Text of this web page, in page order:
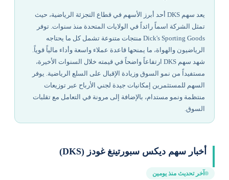
يعد سهم DKS أحد أبرز الأسهم في قطاع التجزئة الرياضية، حيث
تمثل الشركة اسماً رائداً في الولايات المتحدة منذ سنوات. توفر
Dick's Sporting Goods منتجات متنوعة تشمل كل ما يحتاجه
الرياضيون والهواة، ما يمنحها قاعدة عملاء واسعة وأداء مالياً قوياً.
شهد سهم DKS ارتفاعاً واضحاً في قيمته خلال السنوات الأخيرة،
مستفيداً من نمو السوق وزيادة الإقبال على السلع الرياضية. يوفر
السهم للمستثمرين إمكانيات جيدة لجني الأرباح عبر توزيعات
منتظمة ونمو مستدام، بالإضافة إلى مرونة في التعامل مع تقلبات
السوق.
أخبار سهم ديكس سبورتينغ غودز (DKS)
آخر تحديث منذ يومين